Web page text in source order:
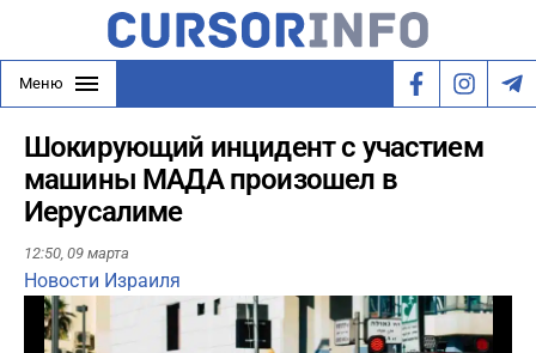
Меню
Шокирующий инцидент с участием
машины МАДА произошел в
Иерусалиме
12:50, 09 марта
Новости Израиля